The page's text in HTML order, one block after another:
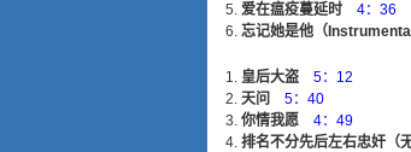
爱在瘟疫蔓延时
4：36
忘记她是他（Instrumental
皇后大盗
5：12
天问
5：40
你情我愿
4：49
排名不分先后左右忠奸（